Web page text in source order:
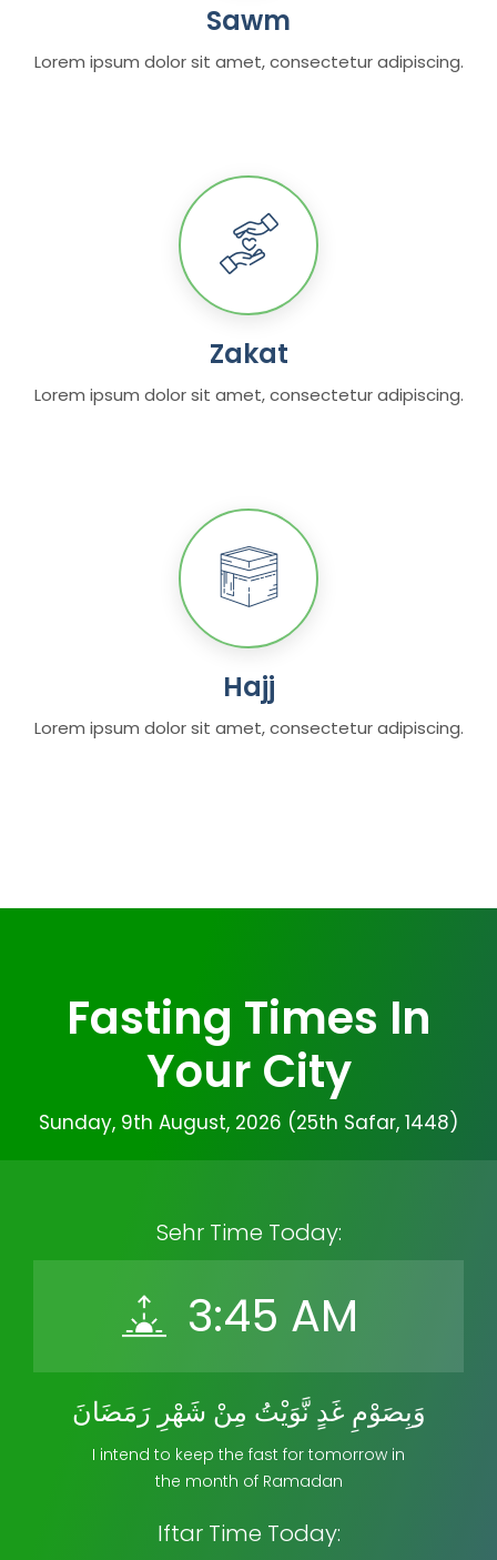
Sawm
Lorem ipsum dolor sit amet, consectetur adipiscing.
Zakat
Lorem ipsum dolor sit amet, consectetur adipiscing.
Hajj
Lorem ipsum dolor sit amet, consectetur adipiscing.
Fasting Times In
Your City
Sunday, 9th August, 2026 (25th Safar, 1448)
Sehr Time Today:
3:45 AM
وَبِصَوْمِ غَدٍ نَّوَيْتُ مِنْ شَهْرِ رَمَضَانَ
I intend to keep the fast for tomorrow in
the month of Ramadan
Iftar Time Today: